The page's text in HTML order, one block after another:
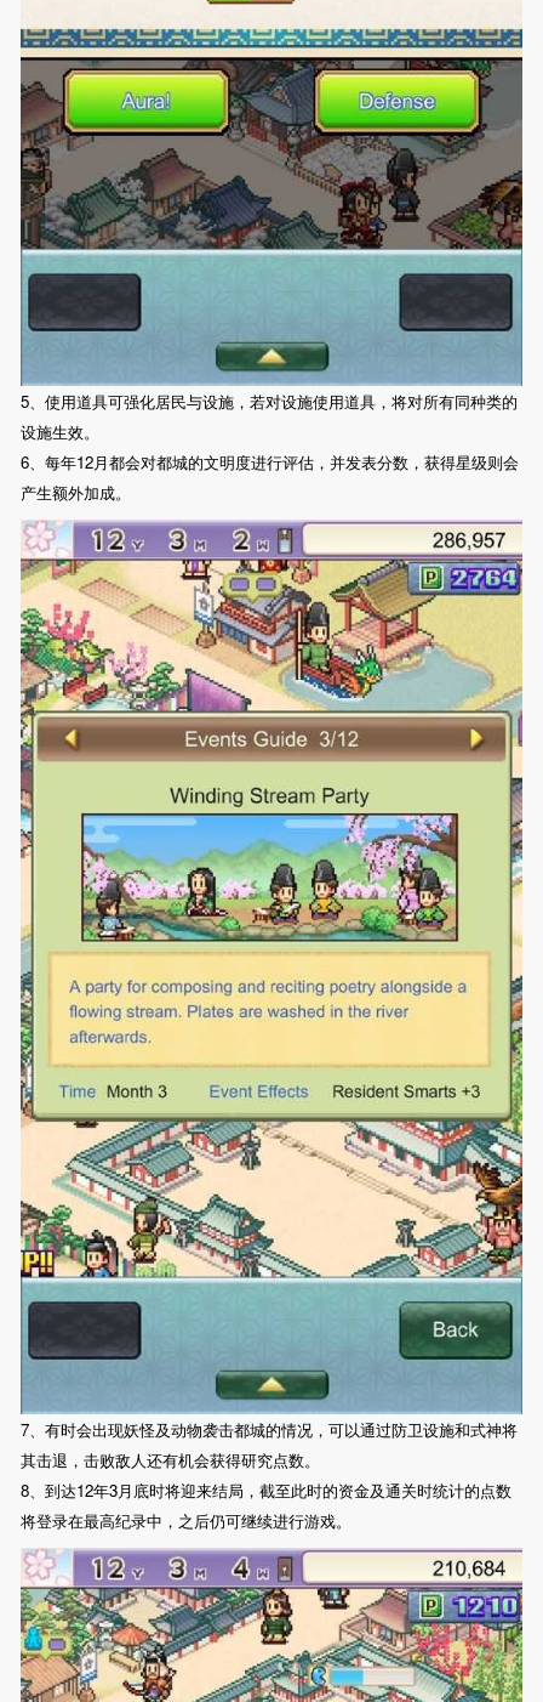
5、使用道具可强化居民与设施，若对设施使用道具，将对所有同种类的
设施生效。
6、每年12月都会对都城的文明度进行评估，并发表分数，获得星级则会
产生额外加成。
7、有时会出现妖怪及动物袭击都城的情况，可以通过防卫设施和式神将
其击退，击败敌人还有机会获得研究点数。
8、到达12年3月底时将迎来结局，截至此时的资金及通关时统计的点数
将登录在最高纪录中，之后仍可继续进行游戏。